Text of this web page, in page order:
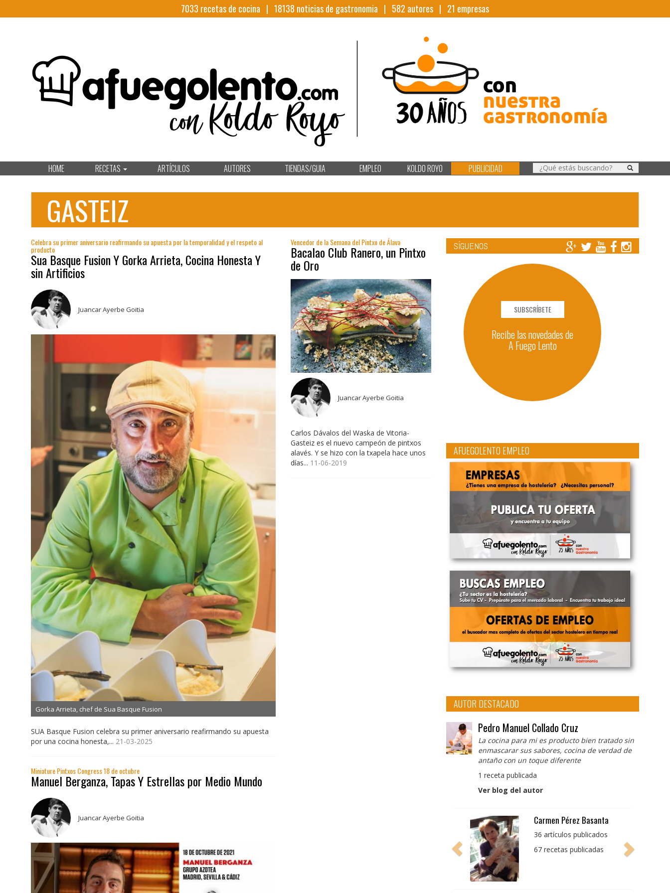
7033 recetas de cocina | 18138 noticias de gastronomia | 582 autores | 21 empresas
HOME RECETAS ARTÍCULOS AUTORES TIENDAS/GUIA EMPLEO KOLDO ROYO PUBLICIDAD
GASTEIZ
Celebra su primer aniversario reafirmando su apuesta por la temporalidad y el respeto al
producto
Sua Basque Fusion Y Gorka Arrieta, Cocina Honesta Y
sin Artificios
Juancar Ayerbe Goitia
Gorka Arrieta, chef de Sua Basque Fusion
SUA Basque Fusion celebra su primer aniversario reafirmando su apuesta
por una cocina honesta,... 21-03-2025
Miniature Pintxos Congress 18 de octubre
Manuel Berganza, Tapas Y Estrellas por Medio Mundo
Juancar Ayerbe Goitia
Vencedor de la Semana del Pintxo de Álava
Bacalao Club Ranero, un Pintxo
de Oro
Juancar Ayerbe Goitia
Carlos Dávalos del Waska de Vitoria-
Gasteiz es el nuevo campeón de pintxos
alavés. Y se hizo con la txapela hace unos
días... 11-06-2019
SÍGUENOS
SUBSCRÍBETE
Recibe las novedades de
A Fuego Lento
AFUEGOLENTO EMPLEO
AUTOR DESTACADO
Pedro Manuel Collado Cruz
La cocina para mi es producto bien tratado sin
enmascarar sus sabores, cocina de verdad de
antaño con un toque diferente
1 receta publicada
Ver blog del autor
Pedro Manuel Collado
Cruz
producto bien tratado